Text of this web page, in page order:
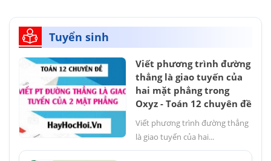
Tuyển sinh
Viết phương trình đường
thẳng là giao tuyến của
hai mặt phẳng trong
Oxyz - Toán 12 chuyên đề
Viết phương trình đường thẳng
là giao tuyến của hai...